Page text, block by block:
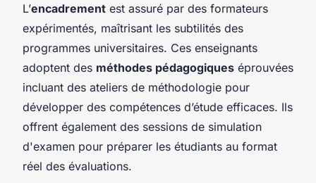
L’encadrement est assuré par des formateurs
expérimentés, maîtrisant les subtilités des
programmes universitaires. Ces enseignants
adoptent des méthodes pédagogiques éprouvées
incluant des ateliers de méthodologie pour
développer des compétences d’étude efficaces. Ils
offrent également des sessions de simulation
d'examen pour préparer les étudiants au format
réel des évaluations.